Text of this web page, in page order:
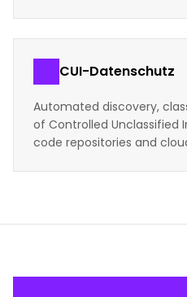
CUI-Datenschutz
Automated discovery,
of Controlled Unclassified
code repositories and